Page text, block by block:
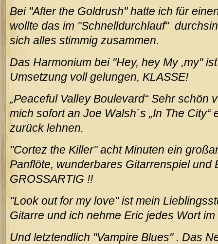
Bei "After the Goldrush" hatte ich für
wollte das im "Schnelldurchlauf"
sich alles stimmig zusammen.
Das Harmonium bei "Hey, hey My ,my"
Umsetzung voll gelungen, KLASSE!
„Peaceful Valley Boulevard“ Sehr schön
mich sofort an Joe Walsh`s „In The City“
zurück lehnen.
"Cortez the Killer" acht Minuten ein
Panflöte, wunderbares Gitarrenspiel und
GROSSARTIG !!
"Look out for my love" ist mein
Gitarre und ich nehme Eric jedes Wort
Und letztendlich "Vampire Blues" . Das